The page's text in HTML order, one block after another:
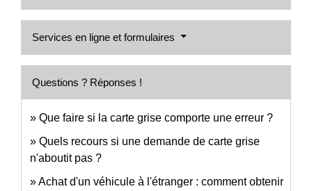
Services en ligne et formulaires
Questions ? Réponses !
Que faire si la carte grise comporte une erreur ?
Quels recours si une demande de carte grise
n'aboutit pas ?
Achat d'un véhicule à l'étranger : comment obtenir